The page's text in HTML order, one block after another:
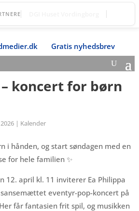
Gratis nyhedsbrev
koncert for børn
| Kalender
i hånden, og start søndagen med en
for hele familien ✨
12. april kl. 11 inviterer Ea Philippa
eventyr-pop-koncert på
Her får fantasien frit spil, og musikken